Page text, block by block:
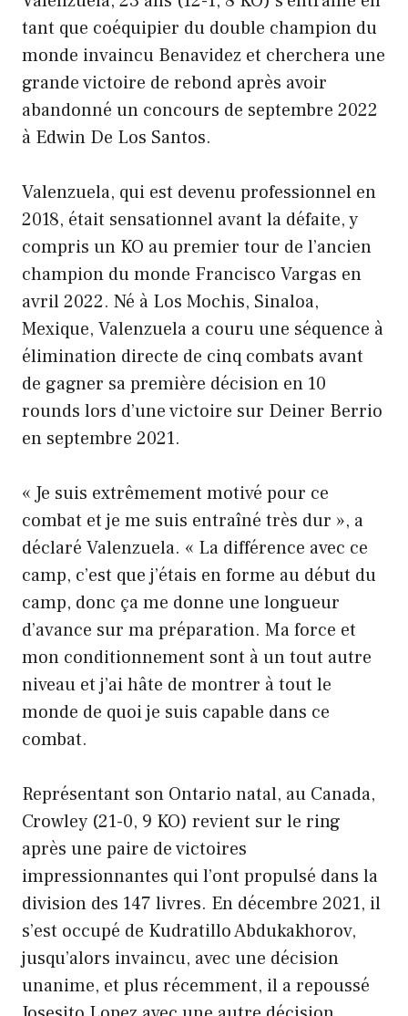
tant que coéquipier du double champion du
monde invaincu Benavidez et cherchera une
grande victoire de rebond après avoir
abandonné un concours de septembre 2022
à Edwin De Los Santos.
Valenzuela, qui est devenu professionnel en
2018, était sensationnel avant la défaite, y
compris un KO au premier tour de l’ancien
champion du monde Francisco Vargas en
avril 2022. Né à Los Mochis, Sinaloa,
Mexique, Valenzuela a couru une séquence à
élimination directe de cinq combats avant
de gagner sa première décision en 10
rounds lors d’une victoire sur Deiner Berrio
en septembre 2021.
« Je suis extrêmement motivé pour ce
combat et je me suis entraîné très dur », a
déclaré Valenzuela. « La différence avec ce
camp, c’est que j’étais en forme au début du
camp, donc ça me donne une longueur
d’avance sur ma préparation. Ma force et
mon conditionnement sont à un tout autre
niveau et j’ai hâte de montrer à tout le
monde de quoi je suis capable dans ce
combat.
Représentant son Ontario natal, au Canada,
Crowley (21-0, 9 KO) revient sur le ring
après une paire de victoires
impressionnantes qui l’ont propulsé dans la
division des 147 livres. En décembre 2021, il
s’est occupé de Kudratillo Abdukakhorov,
jusqu’alors invaincu, avec une décision
unanime, et plus récemment, il a repoussé